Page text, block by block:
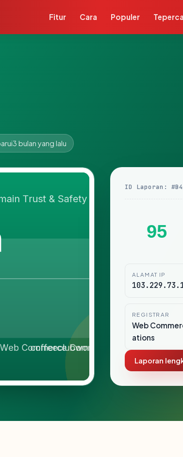
Fitur Cara Populer
3 bulan yang lalu
ID Laporan:
95
ALAMAT IP
REGISTRAR
Web
ations
Laporan